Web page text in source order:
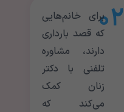
۰۲برای خانم‌هایی
که قصد بارداری
دارند، مشاوره
تلفنی با دکتر
زنان کمک
می‌کند که